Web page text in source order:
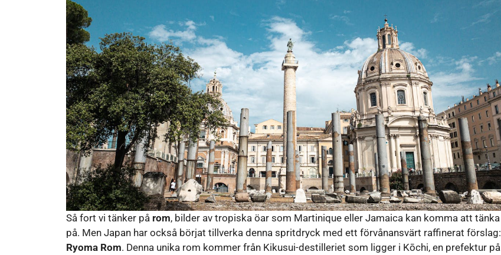
Så fort vi tänker på rom, bilder av tropiska öar som Martinique eller Jamaica kan komma att tänka
på. Men Japan har också börjat tillverka denna spritdryck med ett förvånansvärt raffinerat förslag:
Ryoma Rom. Denna unika rom kommer från Kikusui-destilleriet som ligger i Kōchi, en prefektur på